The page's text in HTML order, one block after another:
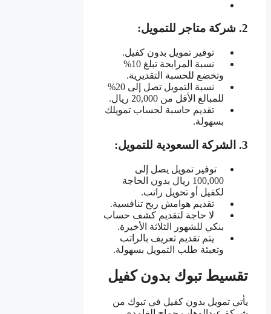
2. شركة متاجر للتمويل:
توفير تمويل بدون كفيل.
نسبة المرابحة تبلغ 10%
وتخضع للحسبة التقديرية.
نسبة التمويل تصل إلى 20%
للمبالغ الأقل من 20,000 ريال.
تقديم حاسبة لحساب تمويلك
بسهولة.
3. الشركة السعودية للتمويل:
توفير تمويل يصل إلى
100,000 ريال بدون الحاجة
لكفيل أو تحويل راتب.
تقديم هوامش ربح تنافسية.
لا حاجة لتقديم كشف حساب
بنكي للشهور الثلاثة الأخيرة.
يتم تقديم تعريف بالراتب
وتعبئة طلب التمويل بسهولة.
تقسيط تبوك بدون كفيل
يأتي تمويل بدون كفيل في تبوك من